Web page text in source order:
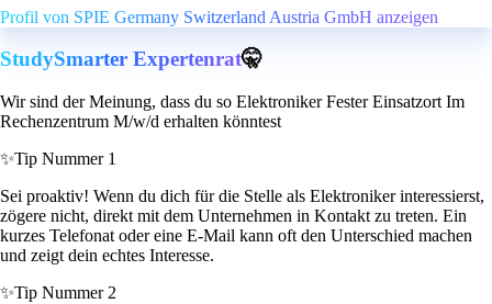
Profil von SPIE Germany Switzerland Austria GmbH anzeigen
StudySmarter Expertenrat🤫
Wir sind der Meinung, dass du so Elektroniker Fester Einsatzort Im
Rechenzentrum M/w/d erhalten könntest
✨Tip Nummer 1
Sei proaktiv! Wenn du dich für die Stelle als Elektroniker interessierst,
zögere nicht, direkt mit dem Unternehmen in Kontakt zu treten. Ein
kurzes Telefonat oder eine E-Mail kann oft den Unterschied machen
und zeigt dein echtes Interesse.
✨Tip Nummer 2